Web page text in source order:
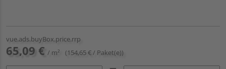
vue.ads.buyBox.price.rrp
65,09 € / m² (154,65 € / Paket(e))